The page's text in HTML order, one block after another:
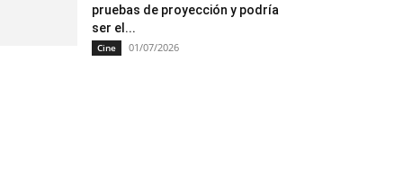
pruebas de proyección y podría
ser el...
Cine 01/07/2026